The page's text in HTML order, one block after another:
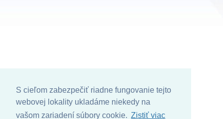
S cieľom zabezpečiť riadne fungovanie tejto
webovej lokality ukladáme niekedy na
vašom zariadení súbory cookie. Zistiť viac